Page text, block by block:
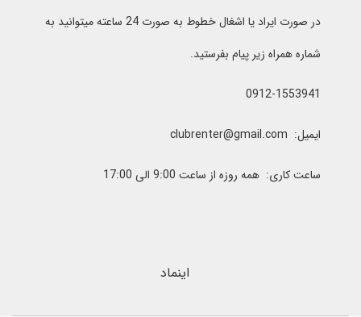
در صورت ایراد یا اشغال خطوط به صورت 24 ساعته میتوانید به
شماره همراه زیر پیام بفرستید.
0912-1553941
ایمیل: clubrenter@gmail.com
ساعت کاری: همه روزه از ساعت 9:00 الی 17:00
اینماد